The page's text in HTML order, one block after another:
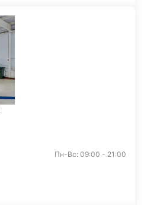
Пн-Вс: 09:00 - 21:00